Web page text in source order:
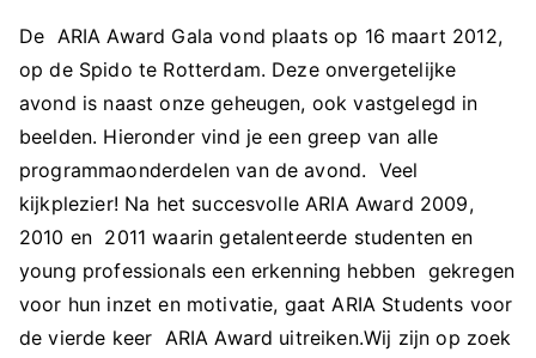
De ARIA Award Gala vond plaats op 16 maart 2012,
op de Spido te Rotterdam. Deze onvergetelijke
avond is naast onze geheugen, ook vastgelegd in
beelden. Hieronder vind je een greep van alle
programmaonderdelen van de avond. Veel
kijkplezier! Na het succesvolle ARIA Award 2009,
2010 en 2011 waarin getalenteerde studenten en
young professionals een erkenning hebben gekregen
voor hun inzet en motivatie, gaat ARIA Students voor
de vierde keer ARIA Award uitreiken.Wij zijn op zoek